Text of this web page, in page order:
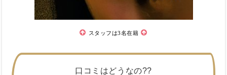
スタッフは3名在籍
口コミはどうなの??